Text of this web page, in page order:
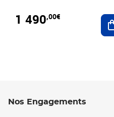
1 490,00€
Nos Engagements